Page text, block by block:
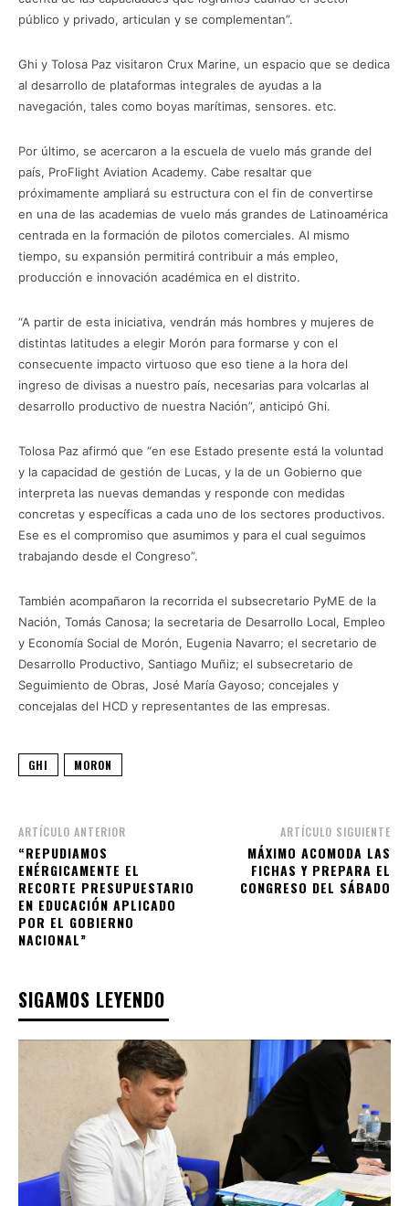
público y privado, articulan y se complementan”.
Ghi y Tolosa Paz visitaron Crux Marine, un espacio que se dedica
al desarrollo de plataformas integrales de ayudas a la
navegación, tales como boyas marítimas, sensores. etc.
Por último, se acercaron a la escuela de vuelo más grande del
país, ProFlight Aviation Academy. Cabe resaltar que
próximamente ampliará su estructura con el fin de convertirse
en una de las academias de vuelo más grandes de Latinoamérica
centrada en la formación de pilotos comerciales. Al mismo
tiempo, su expansión permitirá contribuir a más empleo,
producción e innovación académica en el distrito.
“A partir de esta iniciativa, vendrán más hombres y mujeres de
distintas latitudes a elegir Morón para formarse y con el
consecuente impacto virtuoso que eso tiene a la hora del
ingreso de divisas a nuestro país, necesarias para volcarlas al
desarrollo productivo de nuestra Nación”, anticipó Ghi.
Tolosa Paz afirmó que “en ese Estado presente está la voluntad
y la capacidad de gestión de Lucas, y la de un Gobierno que
interpreta las nuevas demandas y responde con medidas
concretas y específicas a cada uno de los sectores productivos.
Ese es el compromiso que asumimos y para el cual seguimos
trabajando desde el Congreso”.
También acompañaron la recorrida el subsecretario PyME de la
Nación, Tomás Canosa; la secretaria de Desarrollo Local, Empleo
y Economía Social de Morón, Eugenia Navarro; el secretario de
Desarrollo Productivo, Santiago Muñiz; el subsecretario de
Seguimiento de Obras, José María Gayoso; concejales y
concejalas del HCD y representantes de las empresas.
GHI MORON
ARTÍCULO ANTERIOR
“REPUDIAMOS
ENÉRGICAMENTE EL
RECORTE PRESUPUESTARIO
EN EDUCACIÓN APLICADO
POR EL GOBIERNO
NACIONAL”
ARTÍCULO SIGUIENTE
MÁXIMO ACOMODA LAS
FICHAS Y PREPARA EL
CONGRESO DEL SÁBADO
SIGAMOS LEYENDO